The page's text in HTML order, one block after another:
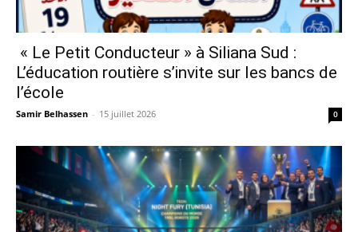
« Le Petit Conducteur » à Siliana Sud :
L’éducation routière s’invite sur les bancs de
l’école
Samir Belhassen - 15 juillet 2026 0